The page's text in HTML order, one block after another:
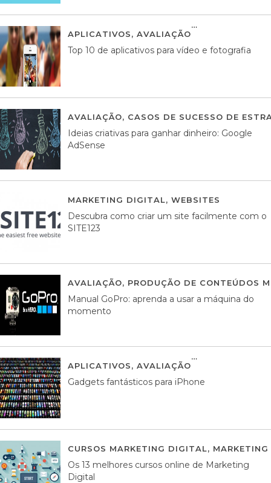
APLICATIVOS, AVALIAÇÃO
Top 10 de aplicativos para vídeo e fotografia
AVALIAÇÃO, CASOS DE SUCESSO DE
Ideias criativas para ganhar dinheiro: Google
AdSense
MARKETING DIGITAL, WEBSITES
Descubra como criar um site facilmente com o
SITE123
AVALIAÇÃO, PRODUÇÃO DE CONTEÚDOS
Manual GoPro: aprenda a usar a máquina do
momento
APLICATIVOS, AVALIAÇÃO
Gadgets fantásticos para iPhone
CURSOS MARKETING DIGITAL,
Os 13 melhores cursos online de Marketing
Digital